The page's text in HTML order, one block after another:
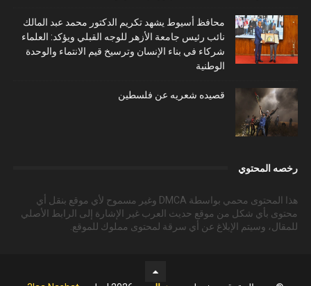
محافظ أسيوط يشهد تكريم الدكتور محمد عبد المالك
نائب رئيس جامعة الأزهر للوجه القبلي ويؤكد: العلماء
شركاء في بناء الإنسان وترسيخ قيم الانتماء والوحدة
الوطنية
قصيده شعريه عن فلسطين
رخصه المحتوي
هذا المحتوى محمي بواسطة DMCA وغير مسموح لأي موقع بنقل أي
محتوى بأي شكل من موقع حديث العرب غير الإشارة إلى الرابط الأصلي
للمقال، وسيتم الإبلاغ عن أي سرقة لمحتوى مملوك للموقع.